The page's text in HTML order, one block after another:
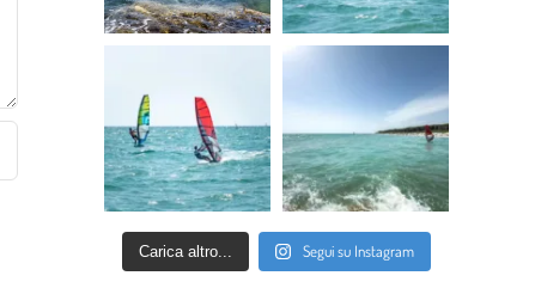
Carica altro... Segui su Instagram